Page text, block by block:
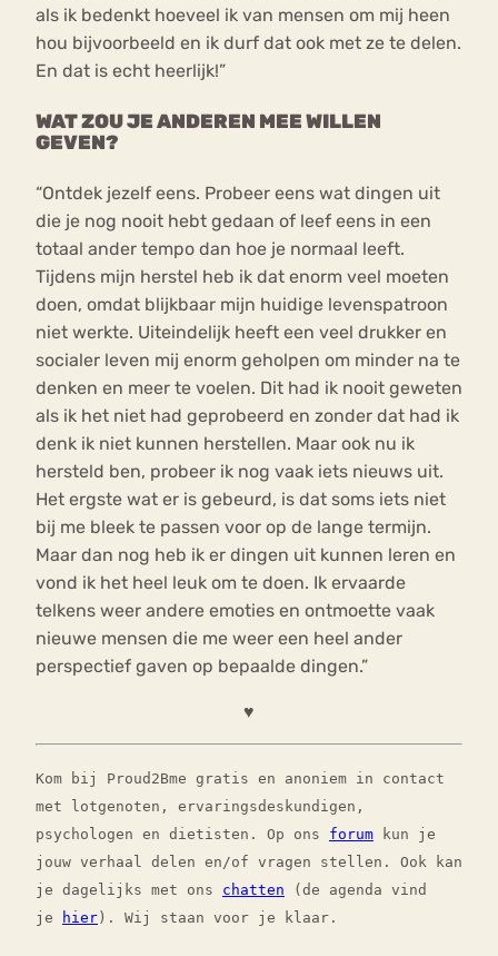
als ik bedenkt hoeveel ik van mensen om mij heen
hou bijvoorbeeld en ik durf dat ook met ze te delen.
En dat is echt heerlijk!”
WAT ZOU JE ANDEREN MEE WILLEN
GEVEN?
“Ontdek jezelf eens. Probeer eens wat dingen uit
die je nog nooit hebt gedaan of leef eens in een
totaal ander tempo dan hoe je normaal leeft.
Tijdens mijn herstel heb ik dat enorm veel moeten
doen, omdat blijkbaar mijn huidige levenspatroon
niet werkte. Uiteindelijk heeft een veel drukker en
socialer leven mij enorm geholpen om minder na te
denken en meer te voelen. Dit had ik nooit geweten
als ik het niet had geprobeerd en zonder dat had ik
denk ik niet kunnen herstellen. Maar ook nu ik
hersteld ben, probeer ik nog vaak iets nieuws uit.
Het ergste wat er is gebeurd, is dat soms iets niet
bij me bleek te passen voor op de lange termijn.
Maar dan nog heb ik er dingen uit kunnen leren en
vond ik het heel leuk om te doen. Ik ervaarde
telkens weer andere emoties en ontmoette vaak
nieuwe mensen die me weer een heel ander
perspectief gaven op bepaalde dingen.”
♥
Kom bij Proud2Bme gratis en anoniem in contact
met lotgenoten, ervaringsdeskundigen,
psychologen en dietisten. Op ons forum kun je
jouw verhaal delen en/of vragen stellen. Ook kan
je dagelijks met ons chatten (de agenda vind
je
hier ). Wij staan voor je klaar.